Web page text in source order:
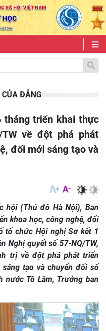
CỦA ĐẢNG
TW về đột phá phát
đổi mới sáng tạo và
hội (Thủ đô Hà Nội), Ban
khoa học, công nghệ, đổi
tổ chức Hội nghị Sơ kết 1
Nghị quyết số 57-NQ/TW,
trị về đột phá phát triển
tạo và chuyển đổi số
nước Tô Lâm, Trưởng ban